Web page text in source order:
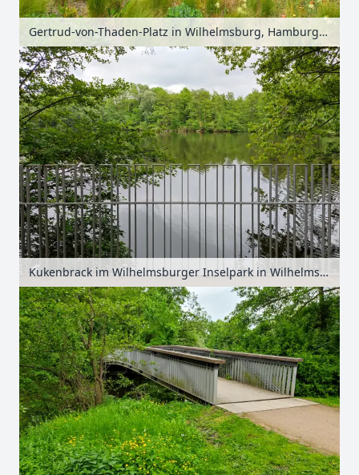
Gertrud-von-Thaden-Platz in Wilhelmsburg, Hamburg, Deutschland
Kukenbrack im Wilhelmsburger Inselpark in Wilhelmsburg, Hamburg, Deutschland